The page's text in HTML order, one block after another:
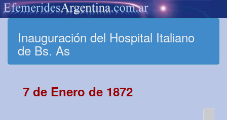
Inauguración del Hospital Italiano
de Bs. As
7 de Enero de 1872